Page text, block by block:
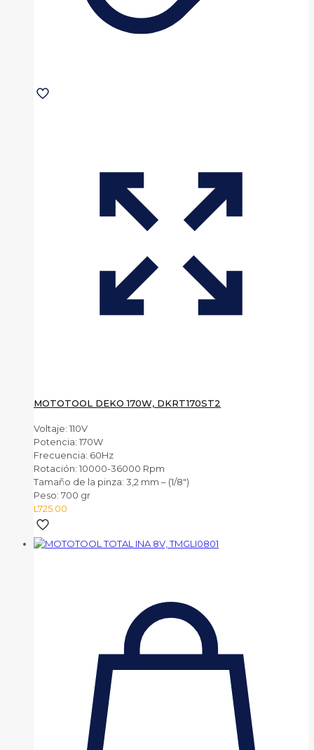
MOTOTOOL DEKO 170W, DKRT170ST2
Voltaje: 110V
Potencia: 170W
Frecuencia: 60Hz
Rotación: 10000-36000 Rpm
Tamaño de la pinza: 3,2 mm – (1/8″)
Peso: 700 gr
L725.00